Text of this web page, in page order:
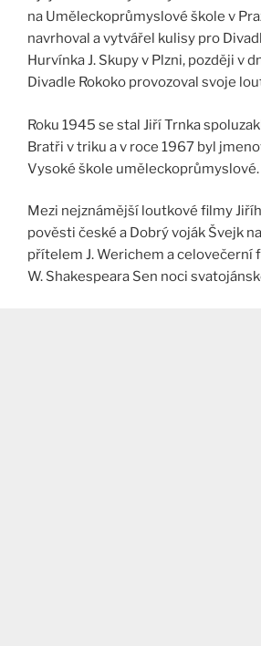
na Uměleckoprůmyslové škole v
navrhoval a vytvářel kulisy pro
Hurvínka J. Skupy v Plzni, později v
Divadle Rokoko provozoval svoje
Roku 1945 se stal Jiří Trnka
Bratři v triku a v roce 1967 byl
Vysoké škole uměleckoprůmyslové.
Mezi nejznámější loutkové filmy
pověsti české a Dobrý voják Švejk
přítelem J. Werichem a celovečerní
W. Shakespeara Sen noci